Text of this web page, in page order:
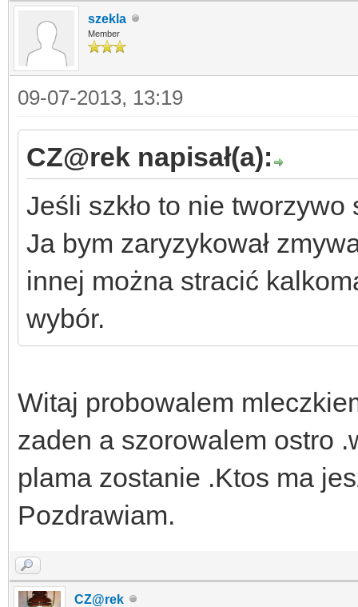
szekla
Member
09-07-2013, 13:19
CZ@rek napisał(a):
Jeśli szkło to nie
Ja bym zaryzykował
innej można stracić
wybór.
Witaj probowalem
zaden a szorowalem ostro
plama zostanie .Ktos ma
Pozdrawiam.
CZ@rek